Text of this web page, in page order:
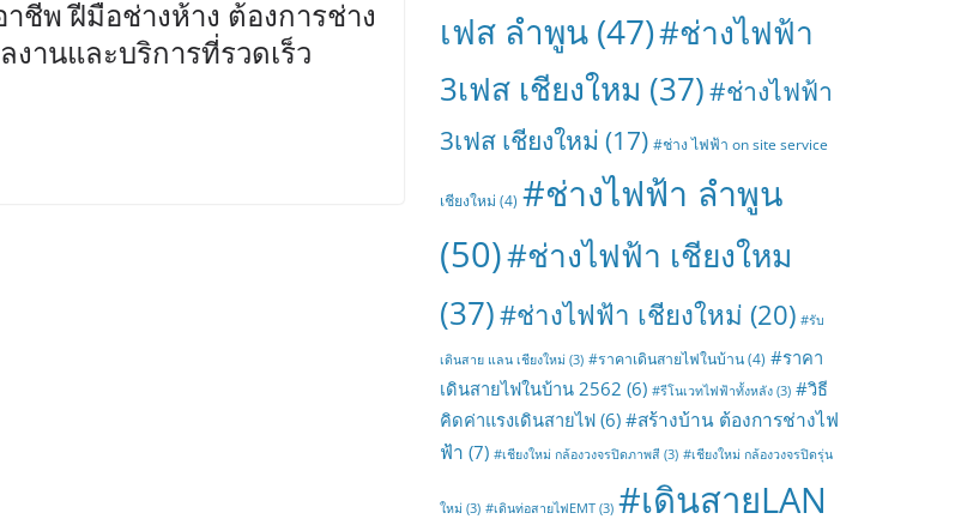
ชีพ ฝีมือช่างห้าง ต้องการช่าง
านและบริการที่รวดเร็ว
เฟส ลำพูน (47)#ช่างไฟฟ้า
3เฟส เชียงใหม (37)#ช่างไฟฟ้า
3เฟส เชียงใหม่ (17) #ช่าง ไฟฟ้า on site service
เชียงใหม่ (4) #ช่างไฟฟ้า ลำพูน
(50)#ช่างไฟฟ้า เชียงใหม
(37)#ช่างไฟฟ้า เชียงใหม่ (20) #รับ
เดินสาย แลน เชียงใหม่ (3) #ราคาเดินสายไฟในบ้าน(4) #ราคา
เดินสายไฟในบ้าน 2562 (6) #รีโนเวทไฟฟ้าทั้งหลัง (3) #วิธี
คิดค่าแรงเดินสายไฟ (6) #สร้างบ้าน ต้องการช่างไฟ
ฟ้า (7) #เชียงใหม่ กล้องวงจรปิดภาพสี (3) #เชียงใหม่ กล้องวงจรปิดรุ่น
ใหม่ (3) #เดินท่อสายไฟEMT (3) #เดินสายLAN